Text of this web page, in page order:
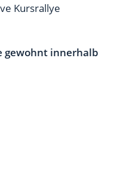
Kursrallye
gewohnt innerhalb